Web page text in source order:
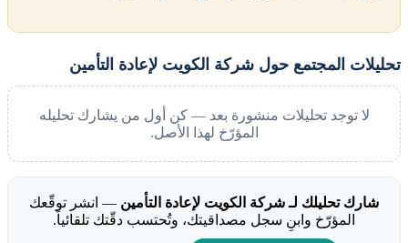
تحليلات المجتمع حول شركة الكويت لإعادة التأمين
لا توجد تحليلات منشورة بعد — كن أول من يشارك تحليله
المؤرّخ لهذا الأصل.
شارك تحليلك لـ شركة الكويت لإعادة التأمين — انشر توقّعك
المؤرّخ وابنِ سجل مصداقيتك، وتُحتسب دقّتك تلقائياً.